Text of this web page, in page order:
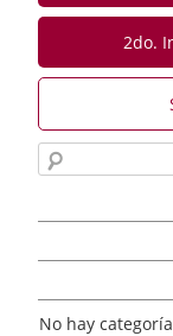
2do.
No hay